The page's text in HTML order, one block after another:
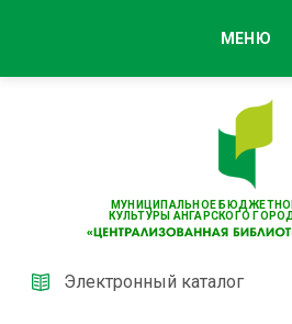
МУНИЦИПАЛЬНОЕ
КУЛЬТУРЫ АНГАРСКОГО
Электронный каталог
МЕНЮ